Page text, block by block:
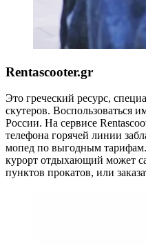
Rentascooter.gr
Это греческий ресурс,
скутеров. Воспользоваться
России. На сервисе
телефона горячей линии
мопед по выгодным
курорт отдыхающий может
пунктов прокатов, или